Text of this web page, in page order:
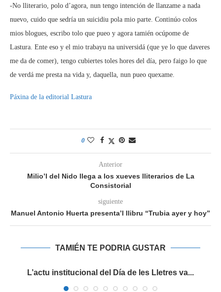
-No lliterario, polo d’agora, nun tengo intención de llanzame a nada
nuevo, cuido que sedría un suicidiu pola mio parte. Continúo colos
mios blogues, escribo tolo que pueo y agora tamién ocúpome de
Lastura. Ente eso y el mio trabayu na universidá (que ye lo que daveres
me da de comer), tengo cubiertes toles hores del día, pero faigo lo que
de verdá me presta na vida y, daquella, nun pueo quexame.
Páxina de la editorial Lastura
0
Anterior
Milio’l del Nido llega a los xueves lliterarios de La
Consistorial
siguiente
Manuel Antonio Huerta presenta’l llibru “Trubia ayer y hoy”
TAMIÉN TE PODRIA GUSTAR
L’actu institucional del Día de les Lletres va...